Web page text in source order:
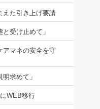
えた引き上げ要請
受け止めて」
マネの安全を守
求めて」
WEB移行